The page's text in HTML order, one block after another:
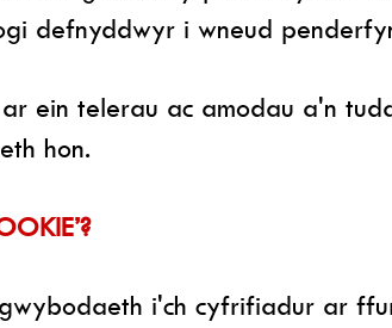
defnyddwyr i wneud
ein telerau ac amodau a'n
hon.
i'ch cyfrifiadur ar